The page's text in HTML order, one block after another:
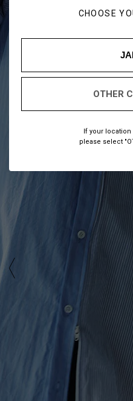
CHOOSE
OTHER
If your location
please select